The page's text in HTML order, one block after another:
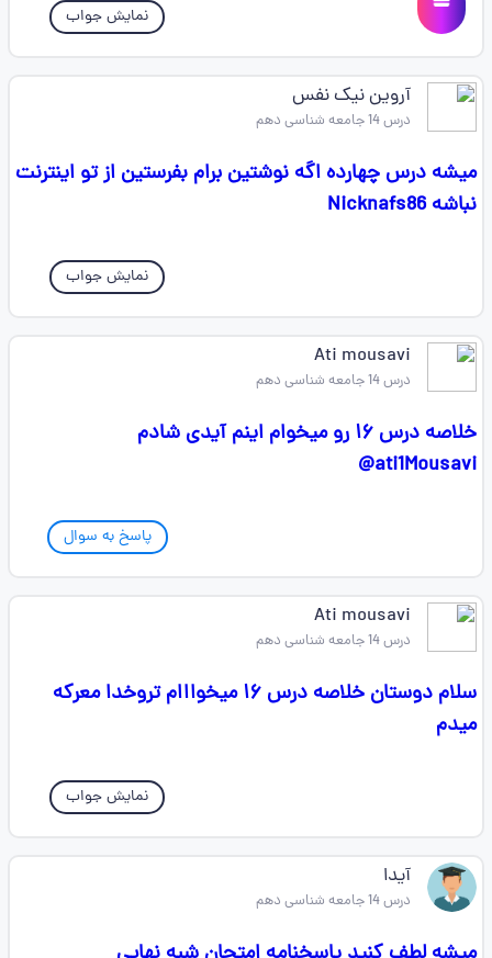
نمایش جواب
آروین نیک نفس
درس 14 جامعه شناسی دهم
میشه درس چهارده اگه نوشتین برام بفرستین از تو اینترنت
نباشه Nicknafs86
نمایش جواب
Ati mousavi
درس 14 جامعه شناسی دهم
خلاصه‌ درس ۱۶ رو میخوام اینم آیدی شادم
ati1Mousavi@
پاسخ به سوال
Ati mousavi
درس 14 جامعه شناسی دهم
سلام دوستان خلاصه‌ درس ۱۶ میخوااام ترو‌خدا‌ معرکه
میدم
نمایش جواب
آیدا
درس 14 جامعه شناسی دهم